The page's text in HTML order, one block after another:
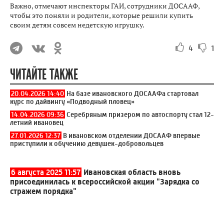
Важно, отмечают инспекторы ГАИ, сотрудники ДОСААФ,
чтобы это поняли и родители, которые решили купить
своим детям совсем недетскую игрушку.
4 1
ЧИТАЙТЕ ТАКЖЕ
20.04.2026 14:40 На базе ивановского ДОСААФа стартовал
курс по дайвингу «Подводный пловец»
14.04.2026 09:36 Серебряным призером по автоспорту стал 12-
летний ивановец
27.01.2026 12:37 В ивановском отделении ДОСААФ впервые
приступили к обучению девушек-добровольцев
6 августа 2025 11:57 Ивановская область вновь
присоединилась к всероссийской акции "Зарядка со
стражем порядка"